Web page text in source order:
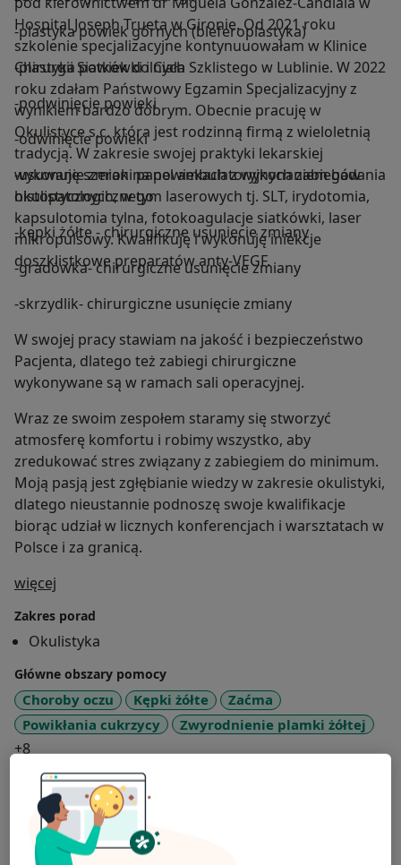
Hospital Joseph Trueta w Gironie. Od 2021 roku
szkolenie specjalizacyjne kontynuuowałam w Klinice
Chirurgii Siatkówki i Ciała Szklistego w Lublinie. W 2022
roku zdałam Państwowy Egzamin Specjalizacyjny z
wynikiem bardzo dobrym. Obecnie pracuję w
Okulistyce s.c. która jest rodzinną firmą z wieloletnią
tradycją. W zakresie swojej praktyki lekarskiej
wykonuję szeroki panel ambulatoryjnych zabiegów
okulistycznych, w tym laserowych tj. SLT, irydotomia,
kapsulotomia tylna, fotokoagulacje siatkówki, laser
mikropulsowy. Kwalifikuję i wykonuję iniekcje
doszklistkowe preparatów anty-VEGF.
-plastyka powiek górnych (bleferoplastyka)
-plastyka powiek dolnych
-podwinięcie powieki
-odwinięcie powieki
-usuwanie zmian na powiekach z wykonaniem badania
histopatologicznego
-kępki żółte - chirurgiczne usunięcie zmiany
-gradówka- chirurgiczne usunięcie zmiany
-skrzydlik- chirurgiczne usunięcie zmiany
W swojej pracy stawiam na jakość i bezpieczeństwo
Pacjenta, dlatego też zabiegi chirurgiczne
wykonywane są w ramach sali operacyjnej.
Wraz ze swoim zespołem staramy się stworzyć
atmosferę komfortu i robimy wszystko, aby
zredukować stres związany z zabiegiem do minimum.
Moją pasją jest zgłębianie wiedzy w zakresie okulistyki,
dlatego nieustannie podnoszę swoje kwalifikacje
biorąc udział w licznych konferencjach i warsztatach w
Polsce i za granicą.
więcej
Zakres porad
Okulistyka
Główne obszary pomocy
Choroby oczu Kępki żółte
Zaćma
Powikłania cukrzycy
Zwyrodnienie plamki żółtej
+8a11y_sr_more_diseases
Pacjenci których przyjmuję
Dorośli (Tylko pod niektórymi adresami)
Rodzaje konsultacji